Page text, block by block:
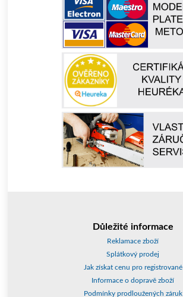
Důležité informace
Reklamace zboží
Splátkový prodej
Jak získat cenu pro registrované
Informace o dopravě zboží
Podmínky prodloužených záruk